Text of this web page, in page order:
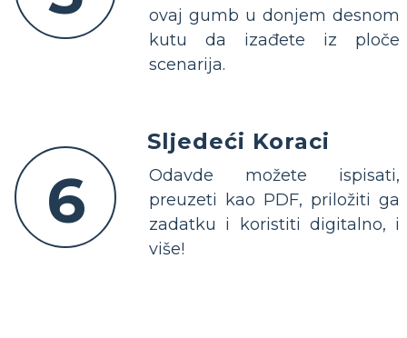
ovaj gumb u donjem desnom
kutu da izađete iz ploče
scenarija.
6
Sljedeći Koraci
Odavde možete ispisati,
preuzeti kao PDF, priložiti ga
zadatku i koristiti digitalno, i
više!